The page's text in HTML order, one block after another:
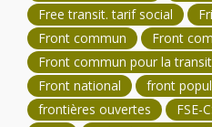
Free transit. tarif social
Front commun
Front
Front commun pour la
Front national
front
frontières ouvertes
FSE-